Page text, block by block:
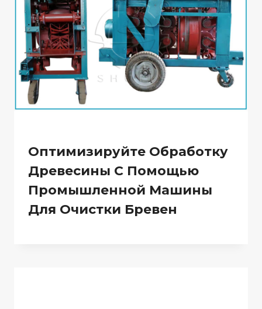
Оптимизируйте Обработку
Древесины С Помощью
Промышленной Машины
Для Очистки Бревен